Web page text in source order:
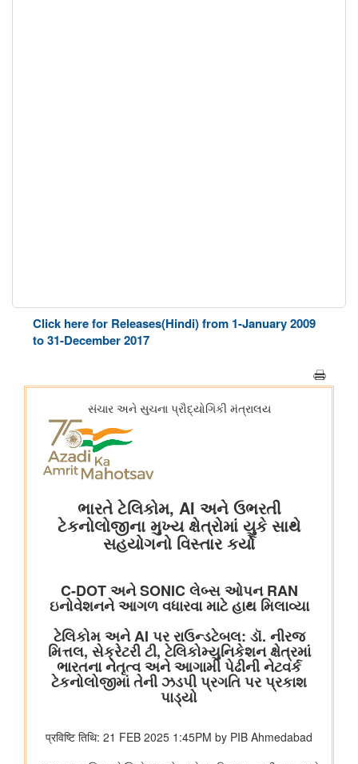
Click here for Releases(Hindi) from 1-January 2009
to 31-December 2017